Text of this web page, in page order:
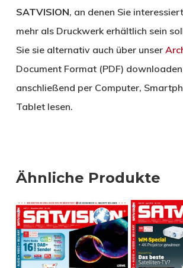
SATVISION, an denen Sie
mehr als Druckwerk erhältlich sein
Sie sie alternativ auch über unser
Document Format (PDF)
anschließend per Computer,
Tablet lesen.
Ähnliche Produkte